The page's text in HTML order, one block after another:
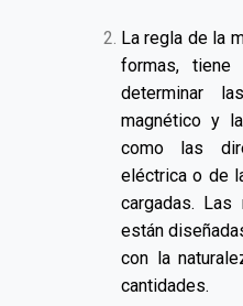
La regla de la
formas,
determinar
magnético y
como las
eléctrica o de
cargadas.
están
con la
cantidades.